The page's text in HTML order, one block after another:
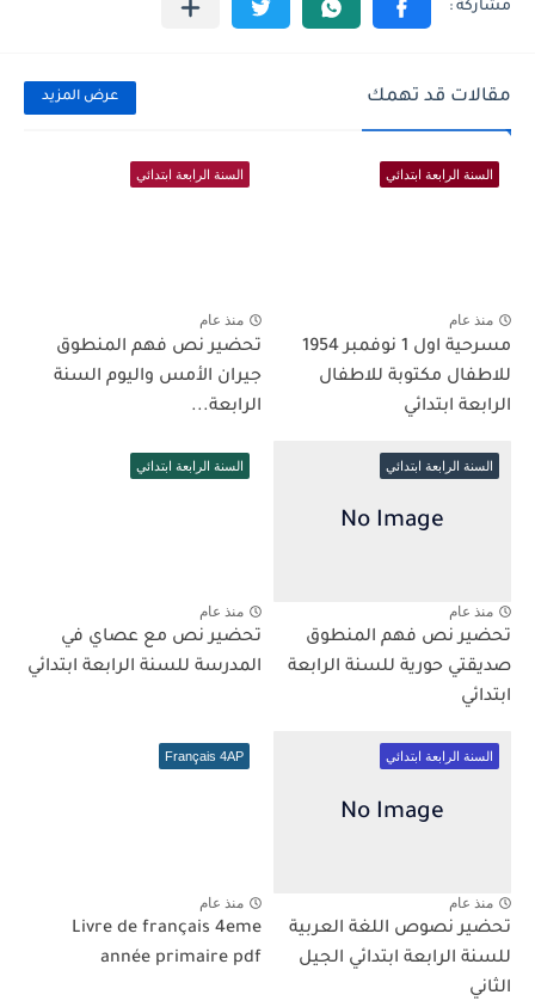
مقالات قد تهمك عرض المزيد
السنة الرابعة ابتدائي
منذ عام
مسرحية اول 1 نوفمبر 1954
للاطفال مكتوبة للاطفال
الرابعة ابتدائي
السنة الرابعة ابتدائي
منذ عام
تحضير نص فهم المنطوق
جيران الأمس واليوم السنة
الرابعة...
السنة الرابعة ابتدائي
منذ عام
تحضير نص فهم المنطوق
صديقتي حورية للسنة الرابعة
ابتدائي
السنة الرابعة ابتدائي
منذ عام
تحضير نص مع عصاي في
المدرسة للسنة الرابعة ابتدائي
السنة الرابعة ابتدائي
منذ عام
تحضير نصوص اللغة العربية
للسنة الرابعة ابتدائي الجيل
الثاني
Français 4AP
منذ عام
Livre de français 4eme
année primaire pdf